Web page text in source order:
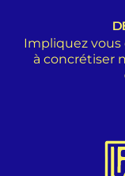
Impliquez vous
à concrétiser